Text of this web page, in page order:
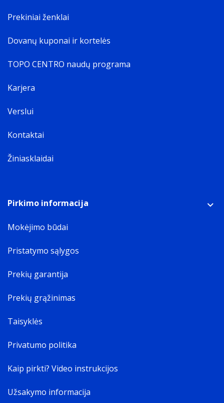
Prekiniai ženklai
Dovanų kuponai ir kortelės
TOPO CENTRO naudų programa
Karjera
Verslui
Kontaktai
Žiniasklaidai
Pirkimo informacija
Mokėjimo būdai
Pristatymo sąlygos
Prekių garantija
Prekių grąžinimas
Taisyklės
Privatumo politika
Kaip pirkti? Video instrukcijos
Užsakymo informacija